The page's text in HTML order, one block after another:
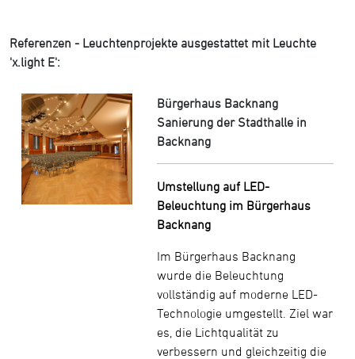
Referenzen - Leuchtenprojekte ausgestattet mit Leuchte
'x.light E':
Bürgerhaus Backnang
Sanierung der Stadthalle in
Backnang
Umstellung auf LED-
Beleuchtung im Bürgerhaus
Backnang
Im Bürgerhaus Backnang
wurde die Beleuchtung
vollständig auf moderne LED-
Technologie umgestellt. Ziel war
es, die Lichtqualität zu
verbessern und gleichzeitig die